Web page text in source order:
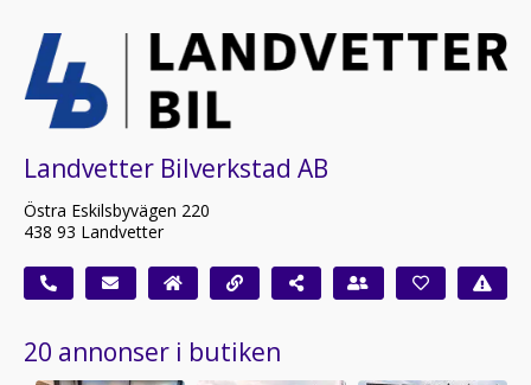
Landvetter Bilverkstad AB
Östra Eskilsbyvägen 220
438 93 Landvetter
20 annonser i butiken